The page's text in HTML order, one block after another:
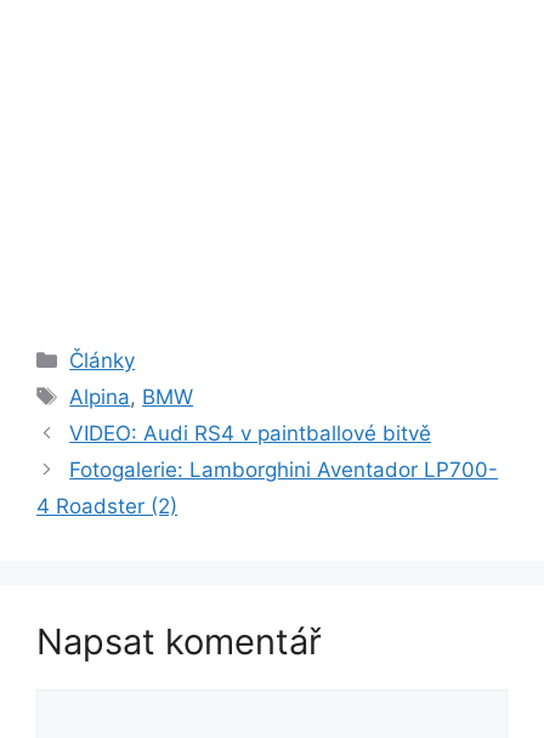
Rubriky
Články
Štítky
Alpina, BMW
VIDEO: Audi RS4 v paintballové bitvě
Fotogalerie: Lamborghini Aventador LP700-
4 Roadster (2)
Napsat komentář